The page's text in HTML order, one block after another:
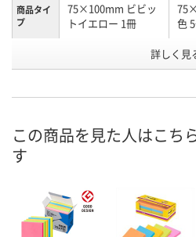
商品タイ
プ
75×100mm ビビッ
トイエロー 1冊
色
8
カゴへ
詳しく見
この商品を見た人はこち
す